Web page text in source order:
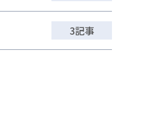
3記事